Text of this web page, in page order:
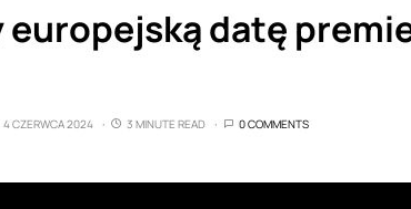
europejską datę
4 CZERWCA 2024 3 MINUTE READ 0 COMMENTS